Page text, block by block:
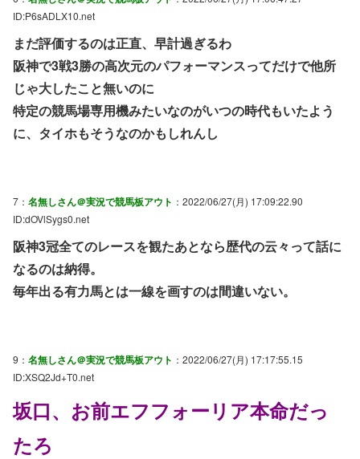
ID:P6sADLX10.net
まだ評価するのは正直、早計過ぎるわ
阪神で3戦3勝の高次元のパフォーマンスってだけで他所
じゃ大したこと無いのに
特定の競馬場専用機みたいなのがいつの時代もいたよう
に、タイホもそうなのかもしれんし
7： 名無しさん＠実況で競馬板アウト ：2022/06/27(月) 17:09:22.90
ID:dOVlSygs0.net
阪神3冠全てのレースを観たあとなら歴代の云々って話に
なるのは納得。
毎年出る有力馬とは一線を画すのは間違いない。
9： 名無しさん＠実況で競馬板アウト ：2022/06/27(月) 17:17:55.15
ID:XSQ2Jd+T0.net
坂口、お前エフフォーリア本命だっ
たろ